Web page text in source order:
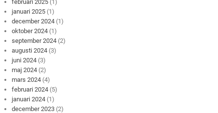
februari 2025 (1)
januari 2025 (1)
december 2024 (1)
oktober 2024 (1)
september 2024 (2)
augusti 2024 (3)
juni 2024 (3)
maj 2024 (2)
mars 2024 (4)
februari 2024 (5)
januari 2024 (1)
december 2023 (2)